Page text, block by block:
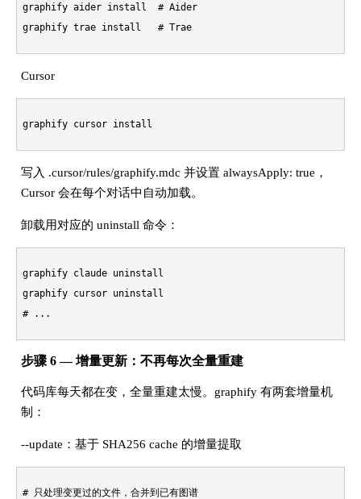
graphify aider install # Aider
graphify trae install # Trae
Cursor
写入 .cursor/rules/graphify.mdc 并设置 alwaysApply: true，
Cursor 会在每个对话中自动加载。
卸载用对应的 uninstall 命令：
graphify claude uninstall
# ...
步骤 6 — 增量更新：不再每次全量重建
代码库每天都在变，全量重建太慢。graphify 有两套增量机
制：
--update：基于 SHA256 cache 的增量提取
# 只处理变更过的文件，合并到已有图谱